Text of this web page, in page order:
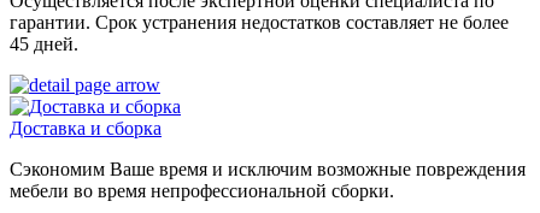
гарантии. Срок устранения недостатков составляет не более
45 дней.
Доставка и сборка
Сэкономим Ваше время и исключим возможные повреждения
мебели во время непрофессиональной сборки.